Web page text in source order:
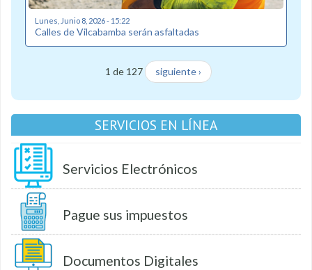
Lunes, Junio 8, 2026 - 15:22
Calles de Vilcabamba serán asfaltadas
1 de 127 siguiente ›
SERVICIOS EN LÍNEA
Servicios Electrónicos
Pague sus impuestos
Documentos Digitales